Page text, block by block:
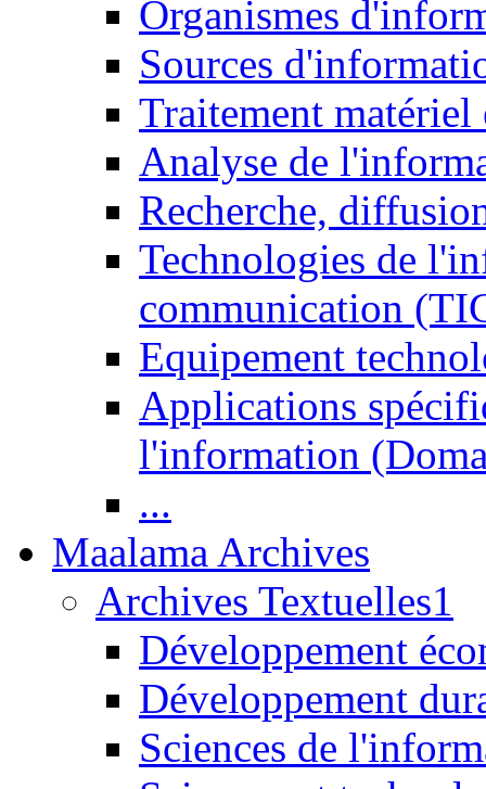
Organismes
Sources
Traitement matériel
Analyse de
Recherche,
Technologies de
communication
Equipement
Applications
l'information
...
Maalama Archives
Archives Textuelles1
Développement
Développement
Sciences de